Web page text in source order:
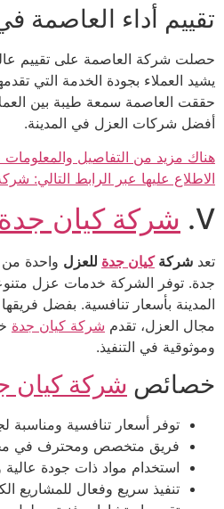
تقييم أداء العاصمة
حصلت شركة العاصمة على تقييم
يشيد العملاء بجودة الخدمة التي
حققت العاصمة سمعة طيبة بين
أفضل شركات العزل في المدينة.
هناك مزيد من التفاصيل
الاطلاع عليها عبر الرابط التالي:
V. شركة كيان
تعد شركةكيان جدة للعزل واحدة
جدة. توفر الشركة خدمات عزل
المدينة بأسعار تنافسية. بفضل
مجال العزل، تقدم شركة كيان جدة
وموثوقية في التنفيذ.
خصائص شركة كيان
توفر أسعار تنافسية ومناسبة
فريق متخصص ومحترف في
استخدام مواد ذات جودة عالية
تنفيذ سريع وفعال للمشاريع